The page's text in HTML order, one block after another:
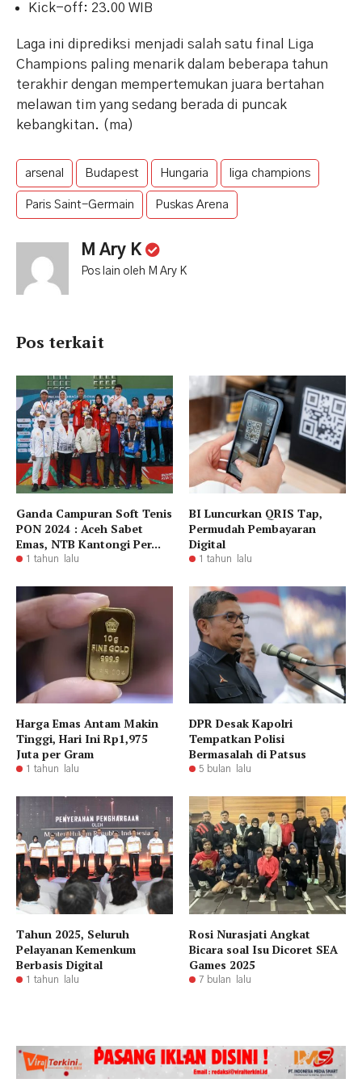
Kick-off: 23.00 WIB
Laga ini diprediksi menjadi salah satu final Liga
Champions paling menarik dalam beberapa tahun
terakhir dengan mempertemukan juara bertahan
melawan tim yang sedang berada di puncak
kebangkitan. (ma)
arsenal Budapest Hungaria liga champions
Paris Saint-Germain Puskas Arena
M Ary K
Pos lain oleh M Ary K
Pos terkait
Ganda Campuran Soft Tenis
PON 2024 : Aceh Sabet
Emas, NTB Kantongi Per...
1 tahun lalu
BI Luncurkan QRIS Tap,
Permudah Pembayaran
Digital
1 tahun lalu
Harga Emas Antam Makin
Tinggi, Hari Ini Rp1,975
Juta per Gram
1 tahun lalu
DPR Desak Kapolri
Tempatkan Polisi
Bermasalah di Patsus
5 bulan lalu
Tahun 2025, Seluruh
Pelayanan Kemenkum
Berbasis Digital
1 tahun lalu
Rosi Nurasjati Angkat
Bicara soal Isu Dicoret SEA
Games 2025
7 bulan lalu